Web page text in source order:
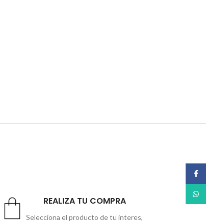
REALIZA TU COMPRA
Selecciona el producto de tu interes,